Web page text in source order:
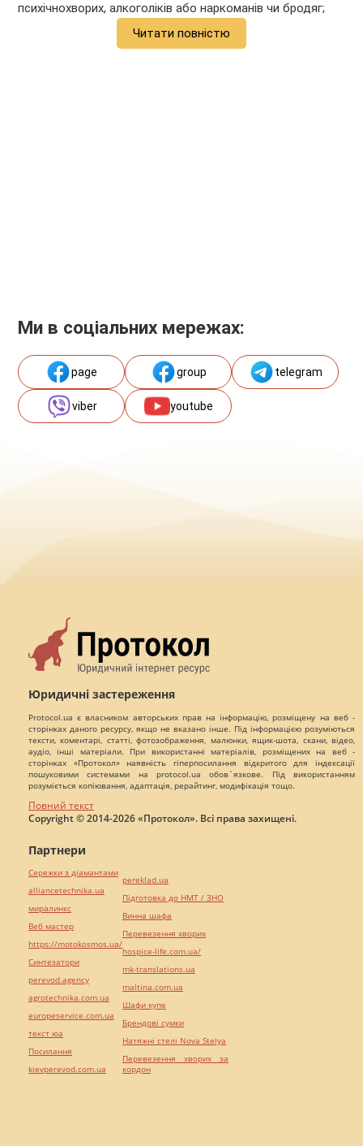
психічнохворих, алкоголіків або наркоманів чи бродяг;
Читати повністю
Ми в соціальних мережах:
page group telegram
viber youtube
Юридичні застереження
Protocol.ua є власником авторських прав на інформацію, розміщену на веб -
сторінках даного ресурсу, якщо не вказано інше. Під інформацією розуміються
тексти, коментарі, статті, фотозображення, малюнки, ящик-шота, скани, відео,
аудіо, інші матеріали. При використанні матеріалів, розміщених на веб -
сторінках «Протокол» наявність гіперпосилання відкритого для індексації
пошуковими системами на protocol.ua обов`язкове. Під використанням
розуміється копіювання, адаптація, рерайтинг, модифікація тощо.
Повний текст
Copyright © 2014-2026 «Протокол». Всі права захищені.
Партнери
Сережки з діамантами
alliancetechnika.ua
миралинкс
Веб мастер
https://motokosmos.ua/
Синтезатори
perevod.agency
agrotechnika.com.ua
europeservice.com.ua
текст юа
Посилання
kievperevod.com.ua
pereklad.ua
Підготовка до НМТ / ЗНО
Винна шафа
Перевезення хворих
hospice-life.com.ua/
mk-translations.ua
maltina.com.ua
Шафи купе
Брендові сумки
Натяжні стелі Nova Stelya
Перевезення хворих за
кордон